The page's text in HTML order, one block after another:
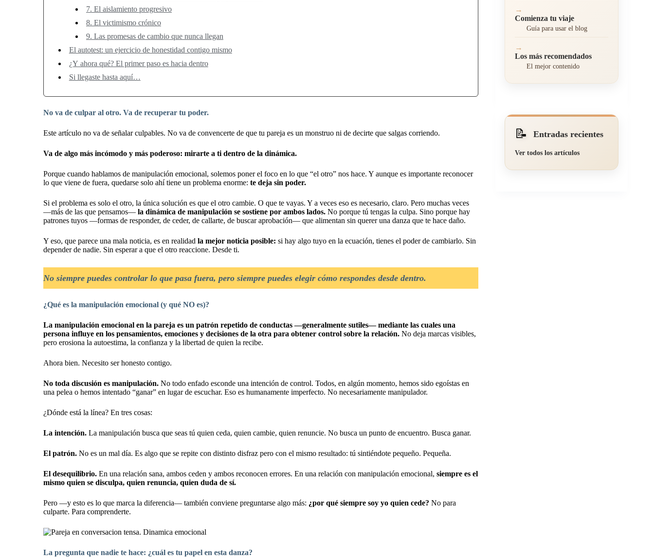
7. El aislamiento progresivo
8. El victimismo crónico
9. Las promesas de cambio que nunca llegan
El autotest: un ejercicio de honestidad contigo mismo
¿Y ahora qué? El primer paso es hacia dentro
Si llegaste hasta aquí…
No va de culpar al otro. Va de recuperar tu poder.
Este artículo no va de señalar culpables. No va de convencerte de que tu pareja es un monstruo ni de decirte que salgas corriendo.
Va de algo más incómodo y más poderoso: mirarte a ti dentro de la dinámica.
Porque cuando hablamos de manipulación emocional, solemos poner el foco en lo que “el otro” nos hace. Y aunque es importante reconocer
lo que viene de fuera, quedarse solo ahí tiene un problema enorme: te deja sin poder.
Si el problema es solo el otro, la única solución es que el otro cambie. O que te vayas. Y a veces eso es necesario, claro. Pero muchas veces
—más de las que pensamos— la dinámica de manipulación se sostiene por ambos lados.No porque tú tengas la culpa. Sino porque hay
patrones tuyos —formas de responder, de ceder, de callarte, de buscar aprobación— que alimentan sin querer una danza que te hace daño.
Y eso, que parece una mala noticia, es en realidad la mejor noticia posible: si hay algo tuyo en la ecuación, tienes el poder de cambiarlo. Sin
depender de nadie. Sin esperar a que el otro reaccione. Desde ti.
No siempre puedes controlar lo que pasa fuera, pero siempre puedes elegir cómo respondes desde dentro.
¿Qué es la manipulación emocional (y qué NO es)?
La manipulación emocional en la pareja es un patrón repetido de conductas —generalmente sutiles— mediante las cuales una
persona influye en los pensamientos, emociones y decisiones de la otra para obtener control sobre la relación.No deja marcas visibles,
pero erosiona la autoestima, la confianza y la libertad de quien la recibe.
Ahora bien. Necesito ser honesto contigo.
No toda discusión es manipulación.No todo enfado esconde una intención de control. Todos, en algún momento, hemos sido egoístas en
una pelea o hemos intentado “ganar” en lugar de escuchar. Eso es humanamente imperfecto. No necesariamente manipulador.
¿Dónde está la línea? En tres cosas:
La intención.La manipulación busca que seas tú quien ceda, quien cambie, quien renuncie. No busca un punto de encuentro. Busca ganar.
El patrón.No es un mal día. Es algo que se repite con distinto disfraz pero con el mismo resultado: tú sintiéndote pequeño. Pequeña.
El desequilibrio.En una relación sana, ambos ceden y ambos reconocen errores. En una relación con manipulación emocional, siempre es el
mismo quien se disculpa, quien renuncia, quien duda de sí.
Pero —y esto es lo que marca la diferencia— también conviene preguntarse algo más: ¿por qué siempre soy yo quien cede? No para
culparte. Para comprenderte.
La pregunta que nadie te hace: ¿cuál es tu papel en esta danza?
→
Comienza tu viaje
Guía para usar el blog
→
Los más recomendados
El mejor contenido
📝 Entradas recientes
Ver todos los artículos